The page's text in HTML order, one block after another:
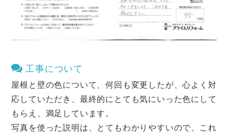
工事について
屋根と壁の色について、何回も変更したが、心よく対
応していただき、最終的にとても気にいった色にして
もらえ、満足しています。
写真を使った説明は、とてもわかりやすいので、これ